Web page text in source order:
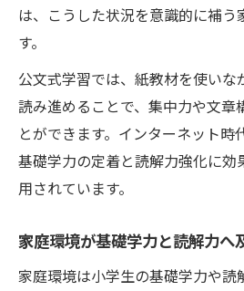
家庭で実践できるオン
小学生基礎学力育成に
ッセの違い
読解力向上で注目され
ント
ベネッセ系やグリムスク
小学生に最適な学力育成
点
は、こうした状況を意識的に補う
す。
公文式学習では、紙教材を使いな
読み進めることで、集中力や文章
とができます。インターネット時
基礎学力の定着と読解力強化に効
用されています。
家庭環境が基礎学力と読解力へ
家庭環境は小学生の基礎学力や読